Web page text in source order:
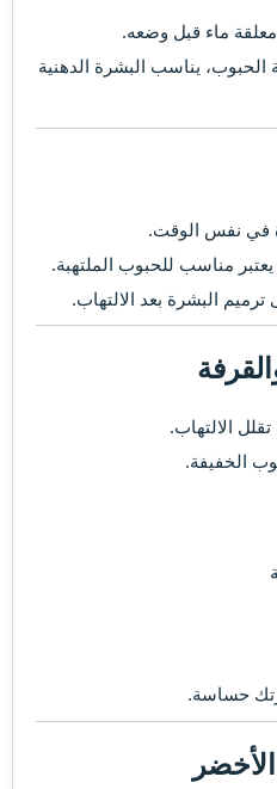
ماء قبل وضعه.
الحبوب، يناسب البشرة الدهنية
في نفس الوقت.
مناسب للحبوب الملتهبة.
البشرة بعد الالتهاب.
الالتهاب.
الخفيفة.
حساسة.